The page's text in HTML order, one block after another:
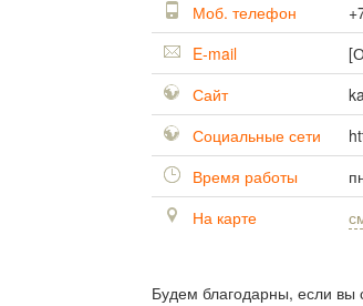
Моб. телефон
E-mail
Сайт
Социальные сети
Время работы
На карте
Будем благодарны, если вы